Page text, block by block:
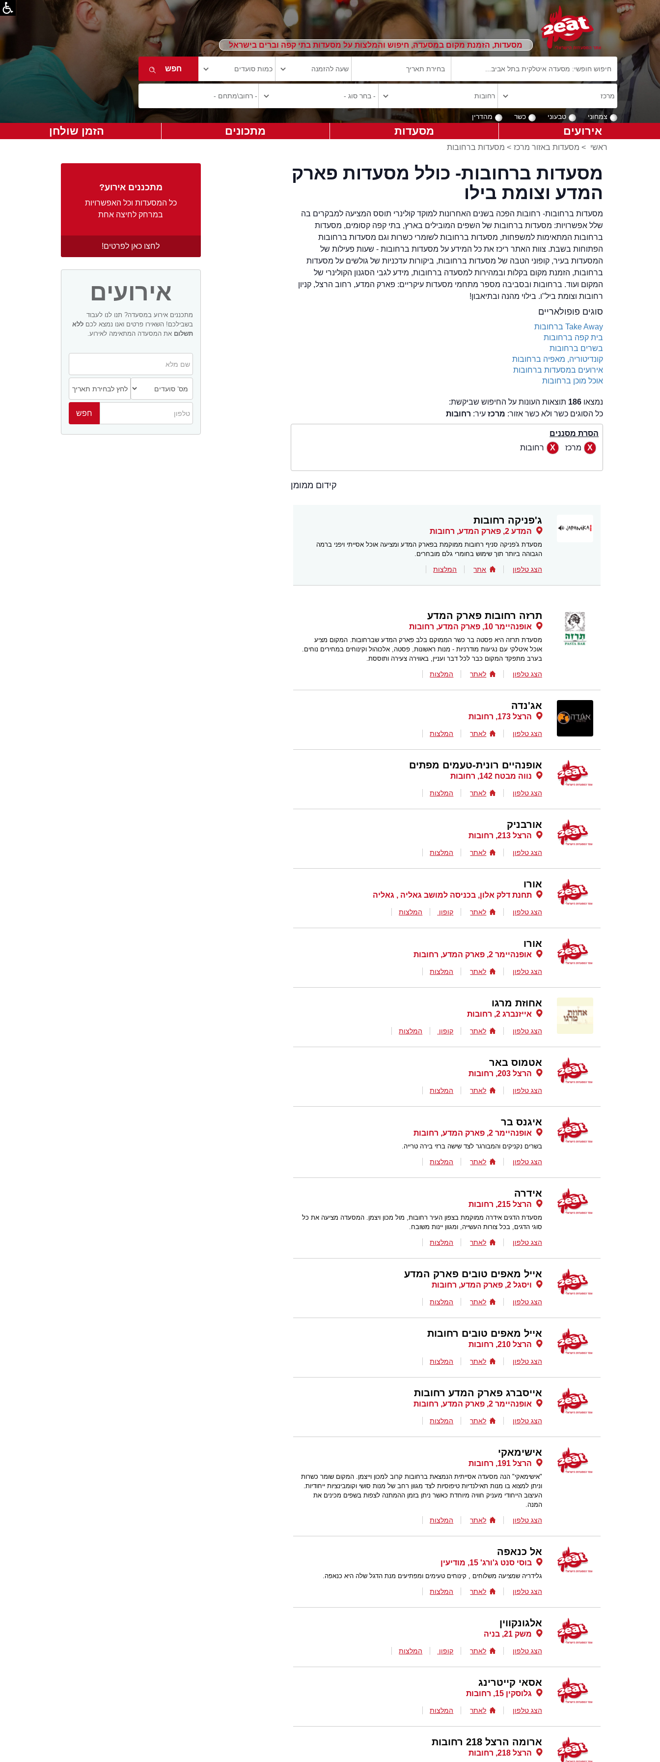
מסעדות, הזמנת מקום במסעדה, חיפוש והמלצות על מסעדות בתי קפה וברים בישראל
צמחוני טבעוני כשר מהדרין
אירועים מסעדות מתכונים הזמן שולחן
ראשי > מסעדות באזור מרכז > מסעדות ברחובות
מתכננים אירוע?
כל המסעדות וכל האפשרויות
במרחק לחיצה אחת
לחצו כאן לפרטים!
אירועים
מתכננים אירוע במסעדה? תנו לנו לעבוד
בשבילכם! השאירו פרטים ואנו נמצא לכם ללא
תשלום את המסעדה המתאימה לאירוע.
מסעדות ברחובות- כולל מסעדות פארק
המדע וצומת בילו
מסעדות ברחובות- רחובות הפכה בשנים האחרונות למוקד קולינרי תוסס המציעה למבקרים בה
שלל אפשרויות: מסעדות ברחובות של השפים המובילים בארץ, בתי קפה קסומים, מסעדות
ברחובות המתאימות למשפחות, מסעדות ברחובות לשומרי כשרות וגם מסעדות ברחובות
הפתוחות בשבת. צוות האתר ריכז את כל המידע על מסעדות ברחובות - שעות פעילות של
המסעדות בעיר, קופוני הטבה של מסעדות ברחובות, ביקורות עדכניות של גולשים על מסעדות
ברחובות, הזמנת מקום בקלות ובמהירות למסעדה ברחובות, מידע לגבי הסגנון הקולינרי של
המקום ועוד. ברחובות ובסביבה מספר מתחמי מסעדות עיקריים: פארק המדע, רחוב הרצל, קניון
רחובות וצומת ביל"ו. בילוי מהנה ובתיאבון!
סוגים פופולאריים
Take Away ברחובות
בית קפה ברחובות
בשרים ברחובות
קונדיטוריה, מאפיה ברחובות
אירועים במסעדות ברחובות
אוכל מוכן ברחובות
נמצאו 186 תוצאות העונות על החיפוש שביקשת:
כל הסוגים כשר ולא כשר אזור: מרכזעיר: רחובות
הסרת מסננים
מרכז
רחובות
קידום ממומן
ג'פניקה רחובות
המדע 2, פארק המדע, רחובות
מסעדת ג'פניקה סניף רחובות ממוקמת בפארק המדע ומציעה אוכל אסייתי ויפני ברמה
הגבוהה ביותר תוך שימוש בחומרי גלם מובחרים.
הצג טלפון אתר המלצות
תרזה רחובות פארק המדע
אופנהיימר 10, פארק המדע, רחובות
מסעדת תרזה היא פסטה בר כשר הממוקם בלב פארק המדע שברחובות. המקום מציע
אוכל איטלקי עם נגיעות מודרניות - מנות ראשונות, פסטה, אלכוהול וקינוחים במחירים נוחים.
בערב מתפקד המקום כבר לכל דבר ועניין, באווירה צעירה ותוססת.
הצג טלפון לאתר המלצות
אג'נדה
הרצל 173, רחובות
הצג טלפון לאתר המלצות
אופנהיים רונית-טעמים מפתים
נווה מבטח 142, רחובות
הצג טלפון לאתר המלצות
אורבניק
הרצל 213, רחובות
הצג טלפון לאתר המלצות
אורו
תחנת דלק אלון, בכניסה למושב גאליה , גאליה
הצג טלפון לאתר קופון המלצות
אורו
אופנהיימר 2, פארק המדע, רחובות
הצג טלפון לאתר המלצות
אחוזת מרגו
אייזנברג 2, רחובות
הצג טלפון לאתר קופון המלצות
אטמוס באר
הרצל 203, רחובות
הצג טלפון לאתר המלצות
איגנס בר
אופנהיימר 2, פארק המדע, רחובות
בשרים נקניקים והמבורגר לצד שישה ברזי בירה טרייה.
הצג טלפון לאתר המלצות
אידרה
הרצל 215, רחובות
מסעדת הדגים אידרה ממוקמת בצפון העיר רחובות, מול מכון ויצמן. המסעדה מציעה את כל
סוגי הדגים, בכל צורות העשייה, ומגוון יינות משובח.
הצג טלפון לאתר המלצות
אייל מאפים טובים פארק המדע
ויסגל 2, פארק המדע, רחובות
הצג טלפון לאתר המלצות
אייל מאפים טובים רחובות
הרצל 210, רחובות
הצג טלפון לאתר המלצות
אייסברג פארק המדע רחובות
אופנהיימר 2, פארק המדע, רחובות
הצג טלפון לאתר המלצות
אישימאקי
הרצל 191, רחובות
"אישימאקי" הנה מסעדה אסייתית הנמצאת ברחובות קרוב למכון וייצמן. המקום שומר כשרות
וניתן למצוא בו מנות תאילנדיות טיפוסיות לצד מגוון רחב של מנות סושי וקומבינציות ייחודיות.
העיצוב הייחודי מעניק חוויה מיוחדת כאשר ניתן בזמן ההמתנה לצפות בשפים מכינים את
המנה.
הצג טלפון לאתר המלצות
אל כנאפה
בוסי סנט ג'ורג' 15, מודיעין
גלידריה שמציעה משלוחים , קינוחים טעימים ומפתיעים מנת הדגל שלה היא כנאפה.
הצג טלפון לאתר המלצות
אלגונקווין
משק 21, בניה
הצג טלפון לאתר קופון המלצות
אסאי קייטרינג
גלוסקין 15, רחובות
הצג טלפון לאתר המלצות
ארומה הרצל 218 רחובות
הרצל 218, רחובות